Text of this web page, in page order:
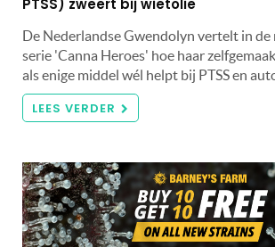
De Nederlandse Gwendolyn vertelt in de
serie 'Canna Heroes' hoe haar
als enige middel wél helpt bij PTSS en
LEES VERDER